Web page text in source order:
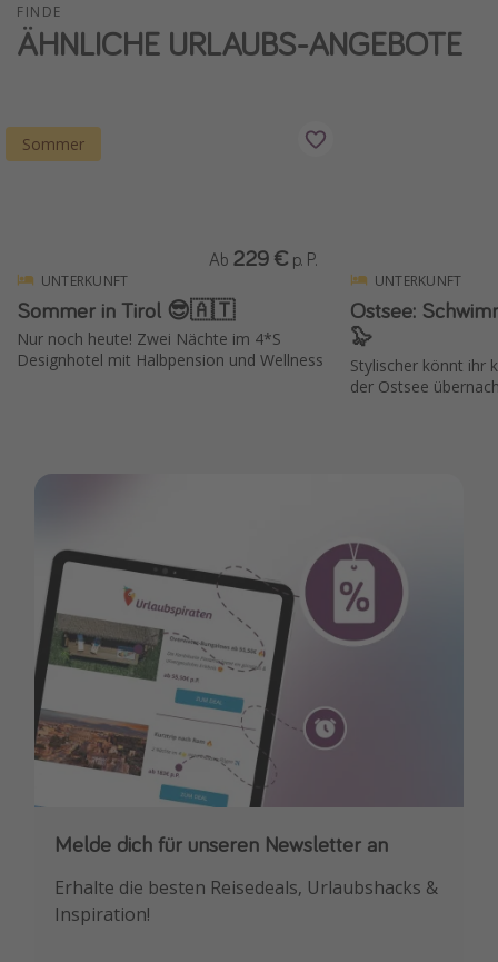
FINDE
ÄHNLICHE URLAUBS-ANGEBOTE
Sommer
UNTERKUNFT
Sommer in Tirol 😎🇦🇹
Nur noch heute! Zwei Nächte im 4*S
Designhotel mit Halbpension und Wellness
Ab 229 € p. P.
UNTERKUNFT
Ostsee:
🦭
Stylischer könnt ihr
der Ostsee
Melde dich für unseren Newsletter an
Erhalte die besten Reisedeals, Urlaubshacks &
Inspiration!
Downloade unsere App
Buche die besten Reiseschnäppchen als
Erstes.